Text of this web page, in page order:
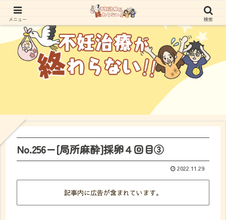
No.256ー[局所麻酔]採卵４回目③
2022.11.29
記事内に広告が含まれています。
メニュー 検索